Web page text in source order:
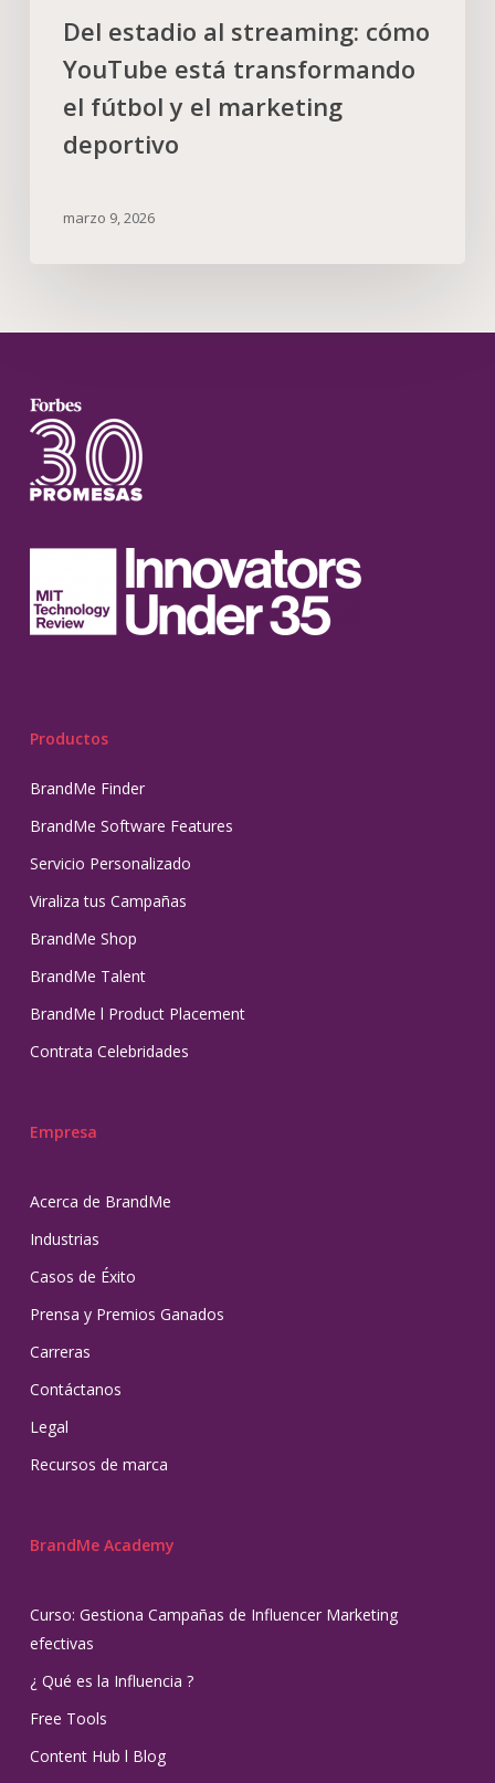
Del estadio al streaming: cómo
YouTube está transformando
el fútbol y el marketing
deportivo
marzo 9, 2026
Productos
BrandMe Finder
BrandMe Software Features
Servicio Personalizado
Viraliza tus Campañas
BrandMe Shop
BrandMe Talent
BrandMe l Product Placement
Contrata Celebridades
Empresa
Acerca de BrandMe
Industrias
Casos de Éxito
Prensa y Premios Ganados
Carreras
Contáctanos
Legal
Recursos de marca
BrandMe Academy
Curso: Gestiona Campañas de Influencer Marketing
efectivas
¿ Qué es la Influencia ?
Free Tools
Content Hub l Blog